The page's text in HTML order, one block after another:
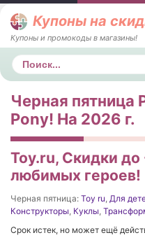
Купоны на
Купоны и промокоды в магазины!
Поиск
Черная пятница
Pony! На 2026 г.
Toy.ru, Скидки
любимых героев!
Черная пятница: Toy ru, Для
Конструкторы, Куклы,
Срок истек, но может ещё